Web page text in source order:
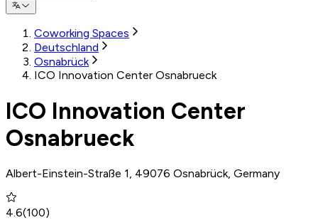
Coworking Spaces
Deutschland
Osnabrück
ICO Innovation Center Osnabrueck
ICO Innovation Center
Osnabrueck
Albert-Einstein-Straße 1, 49076 Osnabrück, Germany
4.6(100)